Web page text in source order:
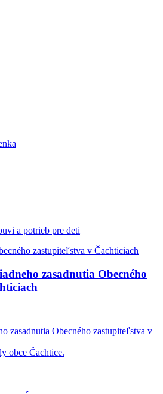
a potrieb pre deti
zasadnutia Obecného
zasadnutia Obecného zastupiteľstva v
obce Čachtice.